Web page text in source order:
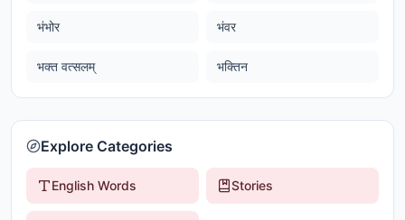
भंभोर भंवर
भक्त वत्सलम् भक्तिन
Explore Categories
English Words Stories